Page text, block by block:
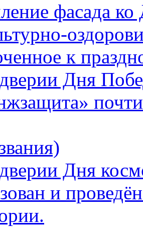
фасада
к
Дня
Дня
и